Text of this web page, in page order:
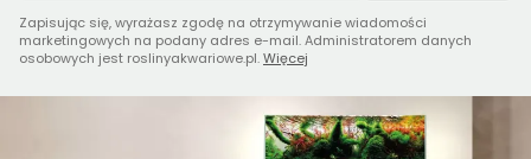
Zapisując się, wyrażasz zgodę na otrzymywanie wiadomości
marketingowych na podany adres e-mail. Administratorem danych
osobowych jest roslinyakwariowe.pl.Więcej